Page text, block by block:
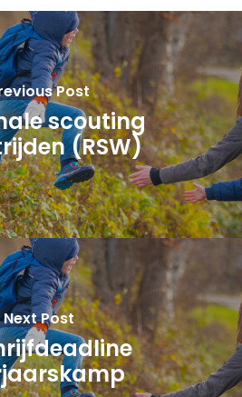
Post
scouting
(RSW)
Next Post